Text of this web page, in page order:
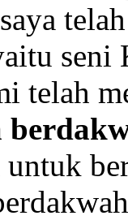
seni
telah
untuk